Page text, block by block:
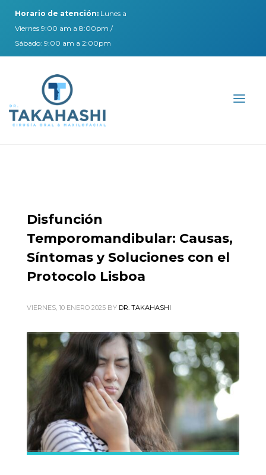
Horario de atención: Lunes a
Viernes 9:00 am a 8:00pm /
Sábado: 9:00 am a 2:00pm
Disfunción
Temporomandibular: Causas,
Síntomas y Soluciones con el
Protocolo Lisboa
VIERNES, 10 ENERO 2025 BY DR. TAKAHASHI